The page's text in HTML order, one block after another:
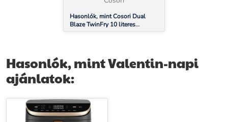
Hasonlók, mint Cosori Dual
Blaze TwinFry 10 literes
Forrólevegős Sütő
Hasonlók, mint Valentin-napi
ajánlatok: